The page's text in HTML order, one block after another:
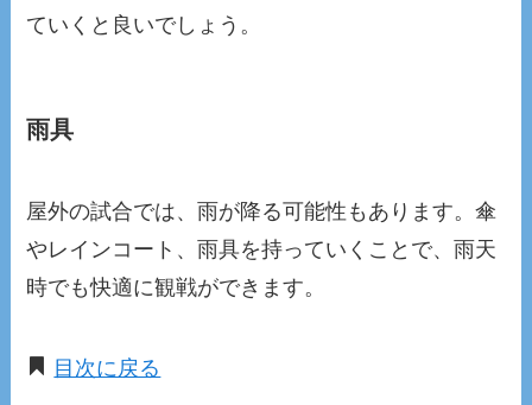
ていくと良いでしょう。
雨具
屋外の試合では、雨が降る可能性もあります。傘
やレインコート、雨具を持っていくことで、雨天
時でも快適に観戦ができます。
目次に戻る